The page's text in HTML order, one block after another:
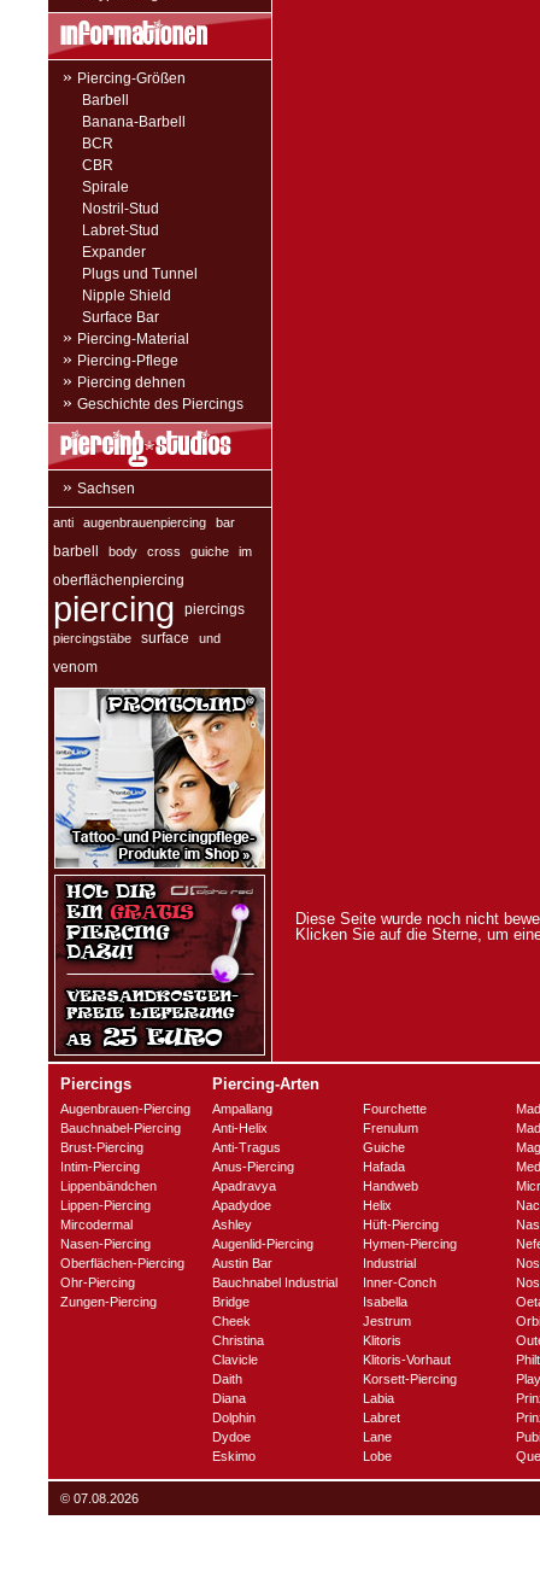
» Piercing-Größen
Barbell
Banana-Barbell
BCR
CBR
Spirale
Nostril-Stud
Labret-Stud
Expander
Plugs und Tunnel
Nipple Shield
Surface Bar
» Piercing-Material
» Piercing-Pflege
» Piercing dehnen
» Geschichte des Piercings
» Sachsen
anti augenbrauenpiercing
bar
barbell
body cross guiche im
oberflächenpiercing
piercing piercings
piercingstäbe surface
und
venom
Diese Seite wurde noch nicht
Klicken Sie auf die Sterne, um
Piercings Piercing-Arten
Augenbrauen-Piercing
Bauchnabel-Piercing
Brust-Piercing
Intim-Piercing
Lippenbändchen
Lippen-Piercing
Mircodermal
Nasen-Piercing
Oberflächen-Piercing
Ohr-Piercing
Zungen-Piercing
Ampallang
Anti-Helix
Anti-Tragus
Anus-Piercing
Apadravya
Apadydoe
Ashley
Augenlid-Piercing
Austin Bar
Bauchnabel Industrial
Bridge
Cheek
Christina
Clavicle
Daith
Diana
Dolphin
Dydoe
Eskimo
Fourchette
Frenulum
Guiche
Hafada
Handweb
Helix
Hüft-Piercing
Hymen-Piercing
Industrial
Inner-Conch
Isabella
Jestrum
Klitoris
Klitoris-Vorhaut
Korsett-Piercing
Labia
Labret
Lane
Lobe
© 07.08.2026